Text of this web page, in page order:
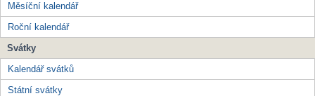
Měsíční kalendář
Roční kalendář
Svátky
Kalendář svátků
Státní svátky